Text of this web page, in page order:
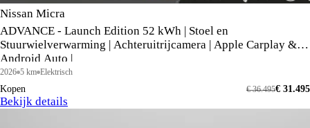
Nissan Micra
ADVANCE - Launch Edition 52 kWh | Stoel en
Stuurwielverwarming | Achteruitrijcamera | Apple Carplay &
Android Auto |
2026 5 km Elektrisch
Kopen € 31.495
€ 36.495
Bekijk details